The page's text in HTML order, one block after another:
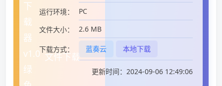
文件下载
运行环境：
PC
文件大小：
2.6 MB
下载方式： 蓝奏云 本地下载
更新时间：2024-09-06 12:49:06